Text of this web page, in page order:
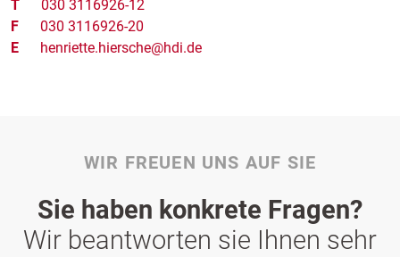
T
030 3116926-12
F
030 3116926-20
E
henriette.hiersche@hdi.de
WIR FREUEN UNS AUF SIE
Sie haben konkrete Fragen?
Wir beantworten sie Ihnen sehr